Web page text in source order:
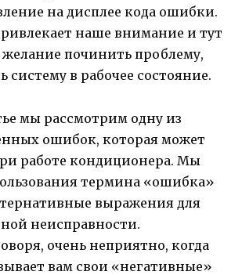
на дисплее кода ошибки.
наше внимание и тут
починить проблему,
систему в рабочее состояние.
мы рассмотрим одну из
ошибок, которая может
работе кондиционера. Мы
термина «ошибка»
выражения для
неисправности.
очень неприятно, когда
вам свои «негативные»